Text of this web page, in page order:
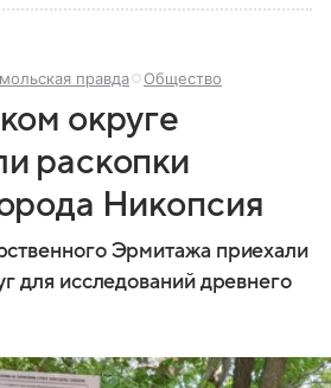
правда Общество
округе
раскопки
Никопсия
Эрмитажа приехали
для исследований древнего